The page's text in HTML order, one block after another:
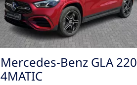
Mercedes-Benz GLA 220
4MATIC